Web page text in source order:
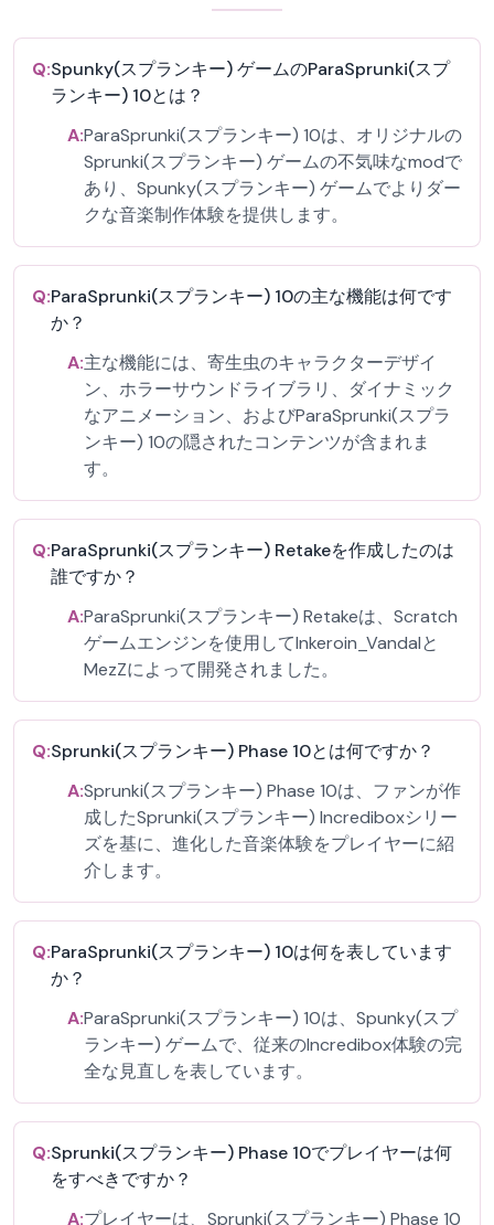
Q:Spunky(スプランキー) ゲームのParaSprunki(スプ
ランキー) 10とは？
A:ParaSprunki(スプランキー) 10は、オリジナルの
Sprunki(スプランキー) ゲームの不気味なmodで
あり、Spunky(スプランキー) ゲームでよりダー
クな音楽制作体験を提供します。
Q:ParaSprunki(スプランキー) 10の主な機能は何です
か？
A:主な機能には、寄生虫のキャラクターデザイ
ン、ホラーサウンドライブラリ、ダイナミック
なアニメーション、およびParaSprunki(スプラ
ンキー) 10の隠されたコンテンツが含まれま
す。
Q:ParaSprunki(スプランキー) Retakeを作成したのは
誰ですか？
A:ParaSprunki(スプランキー) Retakeは、Scratch
ゲームエンジンを使用してInkeroin_Vandalと
MezZによって開発されました。
Q:Sprunki(スプランキー) Phase 10とは何ですか？
A:Sprunki(スプランキー) Phase 10は、ファンが作
成したSprunki(スプランキー) Incrediboxシリー
ズを基に、進化した音楽体験をプレイヤーに紹
介します。
Q:ParaSprunki(スプランキー) 10は何を表しています
か？
A:ParaSprunki(スプランキー) 10は、Spunky(スプ
ランキー) ゲームで、従来のIncredibox体験の完
全な見直しを表しています。
Q:Sprunki(スプランキー) Phase 10でプレイヤーは何
をすべきですか？
A:プレイヤーは、Sprunki(スプランキー) Phase 10